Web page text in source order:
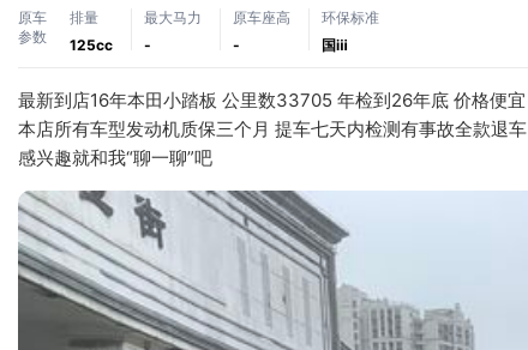
原车
参数
排量
125cc
最大马力
-
原车座高
-
环保标准
国ⅲ
最新到店16年本田小踏板 公里数33705 年检到26年底 价格便
本店所有车型发动机质保三个月 提车七天内检测有事故全款退
感兴趣就和我“聊一聊”吧